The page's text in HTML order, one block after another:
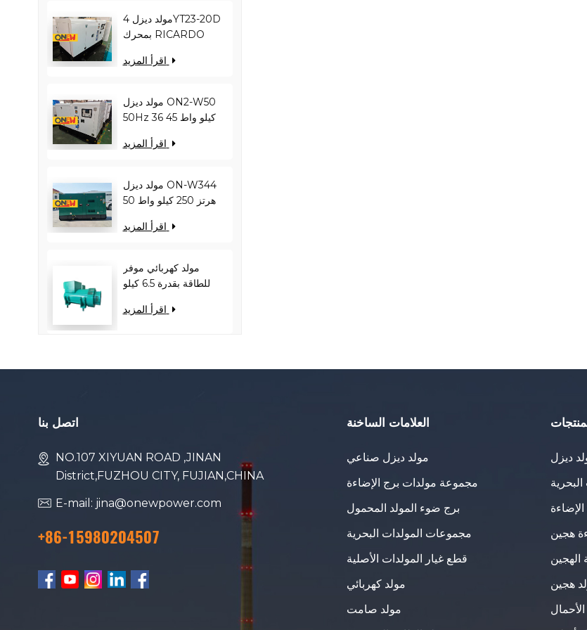
مولد ديزل 4YT23-20D
بمحرك RICARDO
كيلو فولت أمبير ON2-
مولد ديزل ON2-W50
50Hz 36 كيلو واط 45
RICARDO
مولد ديزل ON-W344
50 هرتز 250 كيلو واط
RICARDO WT13B-
مولد كهربائي موفر
للطاقة بقدرة 6.5 كيلو
المحرك ويحسن كفاءة
اتصل بنا
NO.107 XIYUAN ROAD ,JINAN
District,FUZHOU CITY, FUJIAN,CHINA
E-mail: jina@onewpower.com
+86-15980204507
العلامات الساخنة
مولد ديزل صناعي
مجموعة مولدات برج الإضاءة
برج ضوء المولد المحمول
مجموعات المولدات البحرية
قطع غيار المولدات الأصلية
مولد كهربائي
مولد صامت
ديزل
هجين
الهجين
هجين